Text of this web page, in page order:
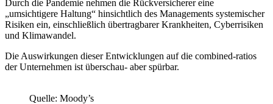
Durch die Pandemie nehmen die Rückversicherer eine
„umsichtigere Haltung“ hinsichtlich des Managements systemischer
Risiken ein, einschließlich übertragbarer Krankheiten, Cyberrisiken
und Klimawandel.
Die Auswirkungen dieser Entwicklungen auf die combined-ratios
der Unternehmen ist überschau- aber spürbar.
Quelle: Moody’s